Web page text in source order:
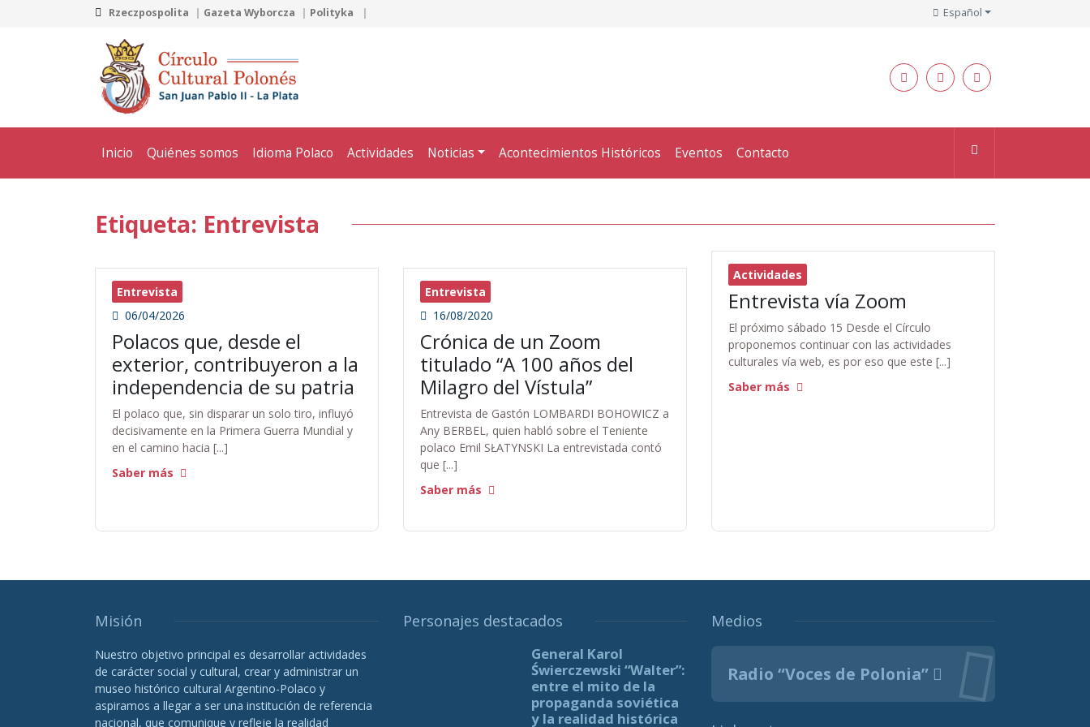
Rzeczpospolita Gazeta Wyborcza Polityka Español
Inicio Quiénes somos Idioma Polaco Actividades Noticias Acontecimientos Históricos Eventos Contacto
Etiqueta: Entrevista
Entrevista
06/04/2026
Polacos que, desde el
exterior, contribuyeron a la
independencia de su patria
El polaco que, sin disparar un solo tiro, influyó
decisivamente en la Primera Guerra Mundial y
en el camino hacia [...]
Saber más
Entrevista
16/08/2020
Crónica de un Zoom
titulado “A 100 años del
Milagro del Vístula”
Entrevista de Gastón LOMBARDI BOHOWICZ a
Any BERBEL, quien habló sobre el Teniente
polaco Emil SŁATYNSKI La entrevistada contó
que [...]
Saber más
Actividades
Entrevista vía Zoom
El próximo sábado 15 Desde el Círculo
proponemos continuar con las actividades
culturales vía web, es por eso que este [...]
Saber más
Misión
Nuestro objetivo principal es desarrollar actividades
de carácter social y cultural, crear y administrar un
museo histórico cultural Argentino-Polaco y
aspiramos a llegar a ser una institución de referencia
nacional, que comunique y refleje la realidad
Personajes destacados
General Karol
Świerczewski “Walter”:
entre el mito de la
propaganda soviética
y la realidad histórica
Medios
Radio “Voces de Polonia”